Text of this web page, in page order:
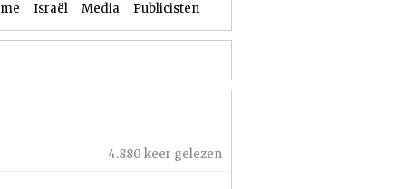
Israël Media Publicisten
4.880 keer gelezen